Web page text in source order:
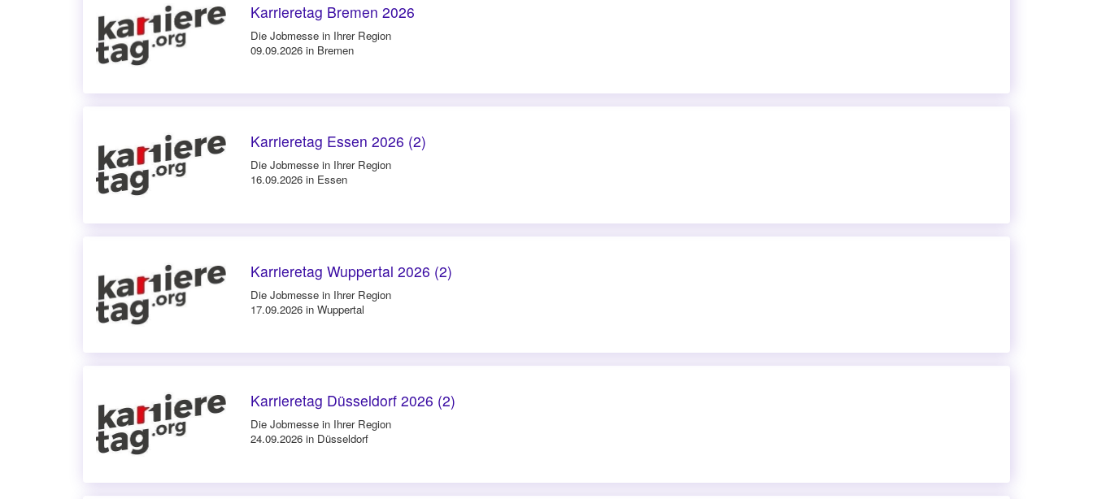
Karrieretag Bremen 2026
Die Jobmesse in Ihrer Region
09.09.2026 in Bremen
Karrieretag Essen 2026 (2)
Die Jobmesse in Ihrer Region
16.09.2026 in Essen
Karrieretag Wuppertal 2026 (2)
Die Jobmesse in Ihrer Region
17.09.2026 in Wuppertal
Karrieretag Düsseldorf 2026 (2)
Die Jobmesse in Ihrer Region
24.09.2026 in Düsseldorf